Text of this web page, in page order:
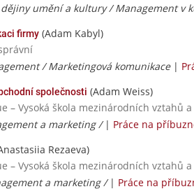
umění a kultury / Management v
firmy (Adam Kabyl)
/ Marketingová komunikace|
společnosti (Adam Weiss)
– Vysoká škola mezinárodních vztahů
a marketing / | Práce na
Rezaeva)
– Vysoká škola mezinárodních vztahů
a marketing / | Práce na